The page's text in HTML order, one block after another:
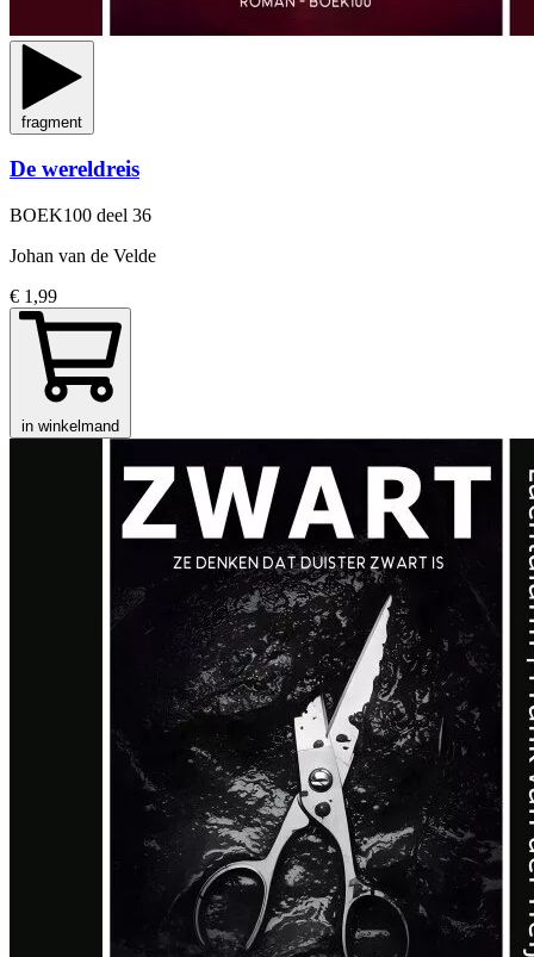
fragment
De wereldreis
BOEK100 deel 36
Johan van de Velde
€ 1,99
in winkelmand